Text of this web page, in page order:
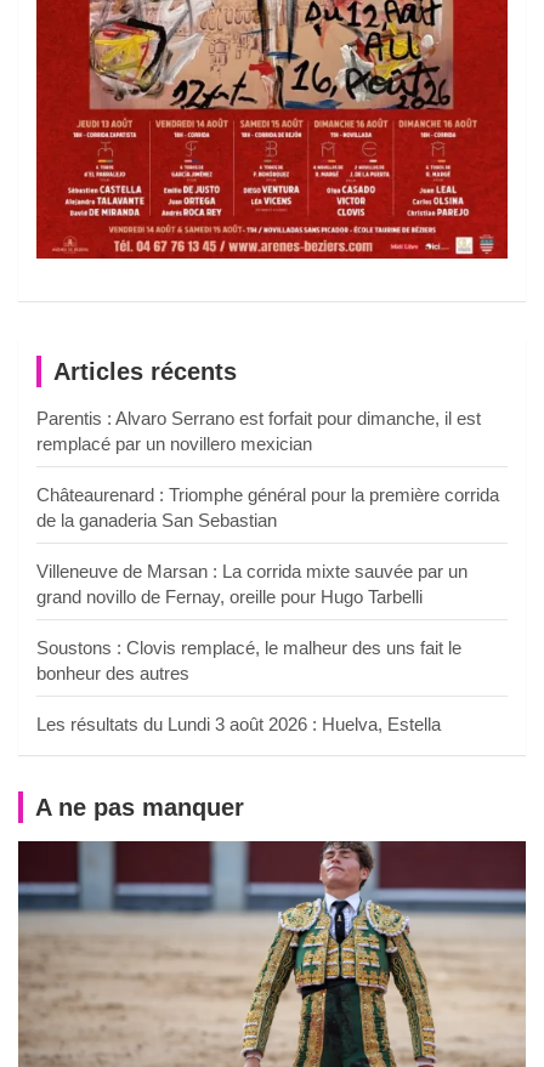
Articles récents
Parentis : Alvaro Serrano est forfait pour dimanche, il est
remplacé par un novillero mexician
Châteaurenard : Triomphe général pour la première corrida
de la ganaderia San Sebastian
Villeneuve de Marsan : La corrida mixte sauvée par un
grand novillo de Fernay, oreille pour Hugo Tarbelli
Soustons : Clovis remplacé, le malheur des uns fait le
bonheur des autres
Les résultats du Lundi 3 août 2026 : Huelva, Estella
A ne pas manquer